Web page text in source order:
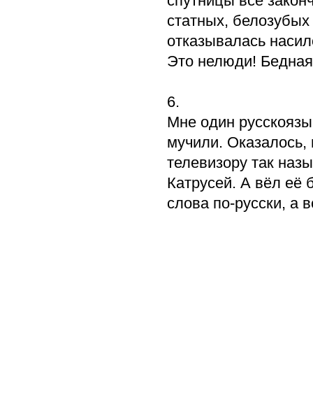
статных,
отказывалась
Это нелюди!
6.
Мне один
мучили.
телевизору так
Катрусей. А вёл её
слова по-русски, а